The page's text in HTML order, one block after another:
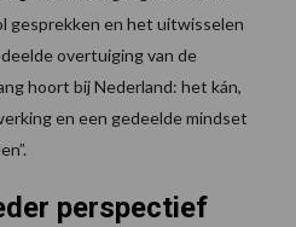
gesprekken en het uitwisselen
overtuiging van de
hoort bij Nederland: het kán,
en een gedeelde mindset
perspectief